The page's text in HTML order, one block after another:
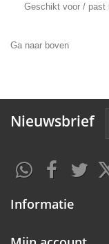
Geschikt voor / past
Ga naar boven
Nieuwsbrief
Informatie